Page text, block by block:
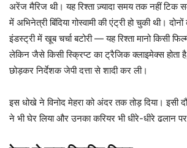
अरेंज मैरिज थी। यह रिश्ता ज़्यादा समय तक नहीं टिक
में अभिनेत्री बिंदिया गोस्वामी की एंट्री हो चुकी थी।
इंडस्ट्री में खूब चर्चा बटोरी — यह रिश्ता मानो किसी
लेकिन जैसे किसी स्क्रिप्ट का ट्रैजिक क्लाइमेक्स होता है,
छोड़कर निर्देशक जेपी दत्ता से शादी कर ली।
इस धोखे ने विनोद मेहरा को अंदर तक तोड़ दिया। इसी
ने भी घेर लिया और उनका करियर भी धीरे-धीरे ढलान